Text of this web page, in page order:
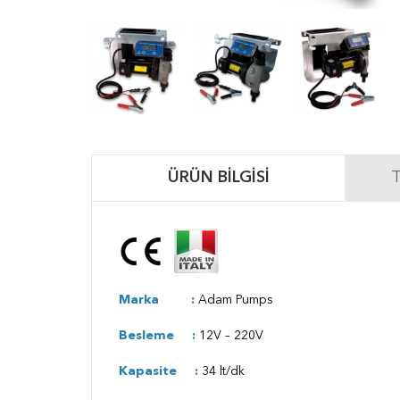
ÜRÜN BILGISI
Marka : Adam Pumps
Besleme : 12V – 220V
Kapasite : 34 lt/dk